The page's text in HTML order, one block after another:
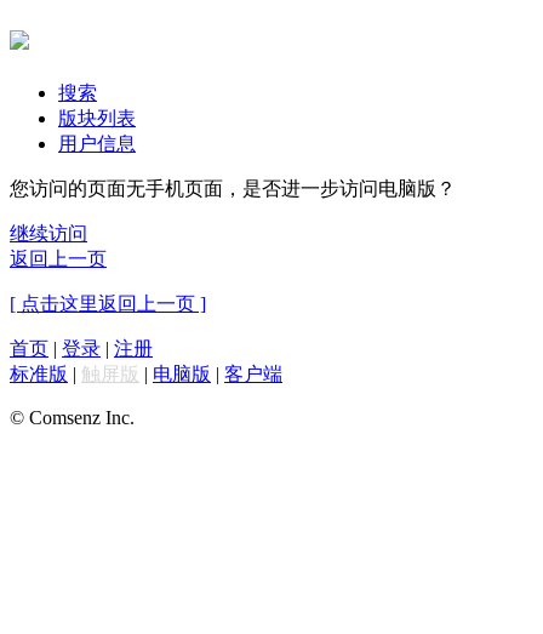
搜索
版块列表
用户信息
您访问的页面无手机页面，是否进一步访问电脑版？
继续访问
返回上一页
[ 点击这里返回上一页 ]
首页 | 登录 | 注册
标准版 | 触屏版 | 电脑版 | 客户端
© Comsenz Inc.